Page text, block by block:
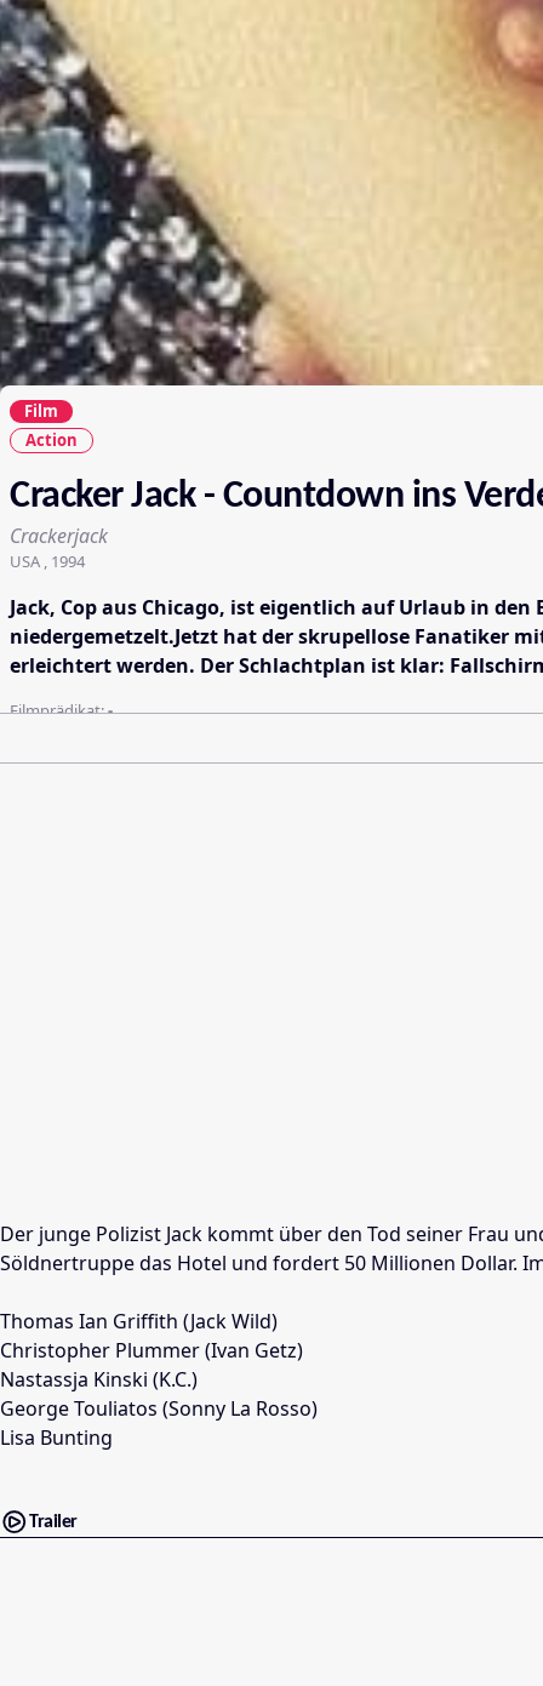
Film
Action
Cracker Jack - Countdown ins
Crackerjack
USA , 1994
Jack, Cop aus Chicago, ist eigentlich auf Urlaub in
niedergemetzelt.Jetzt hat der skrupellose Fanatiker
erleichtert werden. Der Schlachtplan ist klar:
Filmprädikat:-
Der junge Polizist Jack kommt über den Tod seiner Frau
Söldnertruppe das Hotel und fordert 50 Millionen Dollar.
Thomas Ian Griffith (Jack Wild)
Christopher Plummer (Ivan Getz)
Nastassja Kinski (K.C.)
George Touliatos (Sonny La Rosso)
Lisa Bunting
Trailer